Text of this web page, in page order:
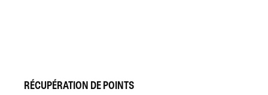
RÉCUPÉRATION DE POINTS